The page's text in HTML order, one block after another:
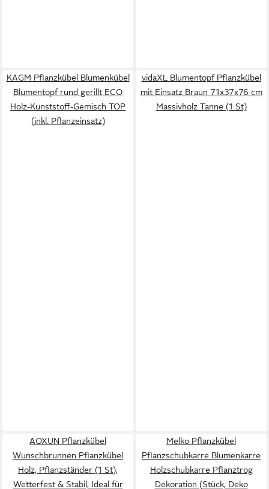
KAGM Pflanzkübel Blumenkübel
Blumentopf rund gerillt ECO
Holz-Kunststoff-Gemisch TOP
(inkl. Pflanzeinsatz)
vidaXL Blumentopf Pflanzkübel
mit Einsatz Braun 71x37x76 cm
Massivholz Tanne (1 St)
AOXUN Pflanzkübel
Wunschbrunnen Pflanzkübel
Holz, Pflanzständer (1 St),
Wetterfest & Stabil, Ideal für
Melko Pflanzkübel
Pflanzschubkarre Blumenkarre
Holzschubkarre Pflanztrog
Dekoration (Stück, Deko